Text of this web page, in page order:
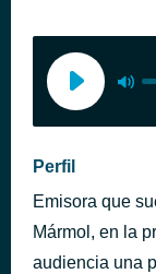
Perfil
Emisora que
Mármol, en la
audiencia una